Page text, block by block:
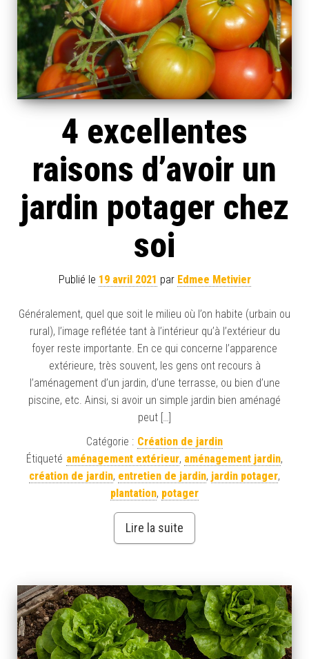
4 excellentes
raisons d’avoir un
jardin potager chez
soi
Publié le 19 avril 2021 par Edmee Metivier
Généralement, quel que soit le milieu où l’on habite (urbain ou
rural), l’image reflétée tant à l’intérieur qu’à l’extérieur du
foyer reste importante. En ce qui concerne l’apparence
extérieure, très souvent, les gens ont recours à
l’aménagement d’un jardin, d’une terrasse, ou bien d’une
piscine, etc. Ainsi, si avoir un simple jardin bien aménagé
peut […]
Catégorie : Création de jardin
Étiqueté aménagement extérieur, aménagement jardin,
création de jardin, entretien de jardin, jardin potager,
plantation, potager
Lire la suite